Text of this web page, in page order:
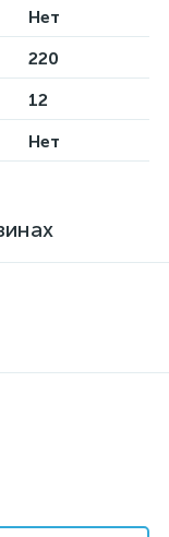
Нет
220
12
Нет